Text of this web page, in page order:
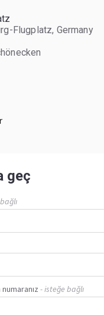
Flugplatz, Germany
geç
- isteğe bağlı